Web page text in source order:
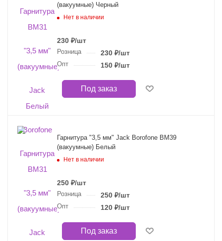
(вакуумные) Черный
Нет в наличии
230 ₽/шт
Розница 230₽/шт
Опт 150₽/шт
Под заказ
Гарнитура "3,5 мм" Jack Borofone BM39
(вакуумные) Белый
Нет в наличии
250 ₽/шт
Розница 250₽/шт
Опт 120₽/шт
Под заказ